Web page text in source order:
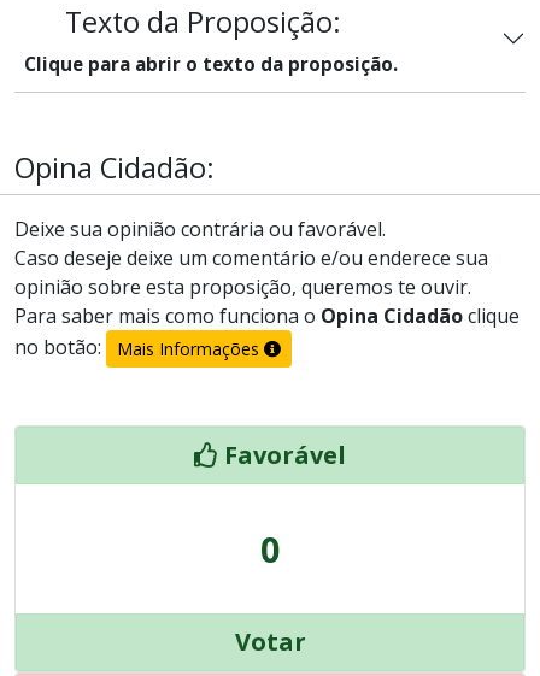
Texto da Proposição:
Clique para abrir o texto da proposição.
Opina Cidadão:
Deixe sua opinião contrária ou favorável.
Caso deseje deixe um comentário e/ou enderece sua
opinião sobre esta proposição, queremos te ouvir.
Para saber mais como funciona o Opina Cidadãoclique
no botão:
Mais Informações
Favorável
0
Votar